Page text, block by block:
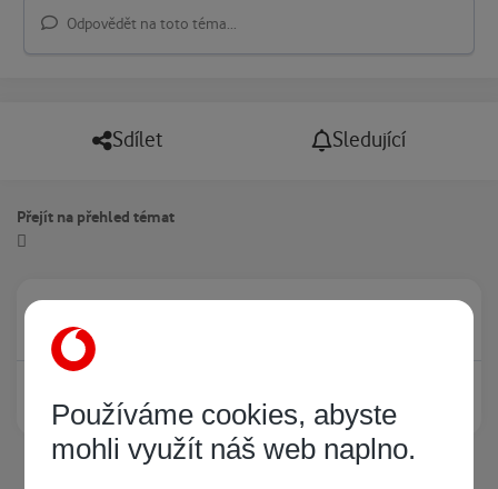
Odpovědět na toto téma...
Sdílet Sledující
Přejít na přehled témat
Žádný registrovaný uživatel si neprohlíží tuto stránku
Používáme cookies, abyste
mohli využít náš web naplno.